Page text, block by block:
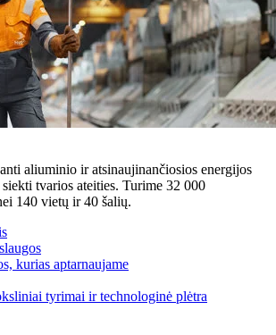
aliuminio ir atsinaujinančiosios energijos
tvarios ateities. Turime 32 000
140 vietų ir 40 šalių.
kurias aptarnaujame
tyrimai ir technologinė plėtra